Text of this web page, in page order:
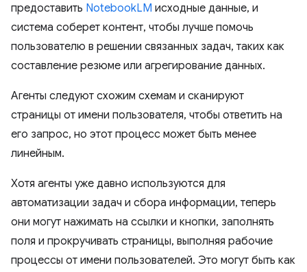
предоставить NotebookLM исходные данные, и
система соберет контент, чтобы лучше помочь
пользователю в решении связанных задач, таких как
составление резюме или агрегирование данных.
Агенты следуют схожим схемам и сканируют
страницы от имени пользователя, чтобы ответить на
его запрос, но этот процесс может быть менее
линейным.
Хотя агенты уже давно используются для
автоматизации задач и сбора информации, теперь
они могут нажимать на ссылки и кнопки, заполнять
поля и прокручивать страницы, выполняя рабочие
процессы от имени пользователей. Это могут быть как